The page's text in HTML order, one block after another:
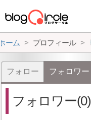
ーム プロフィール
フォロー フォロワー
フォロワー(0)